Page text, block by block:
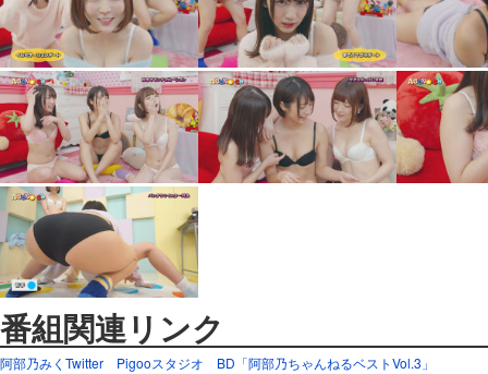
番組関連リンク
阿部乃みくTwitter Pigooスタジオ BD「阿部乃ちゃんねるベストVol.3」